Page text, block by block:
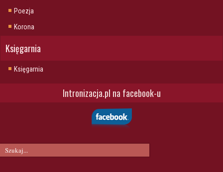
Poezja
Korona
Księgarnia
Księgarnia
Intronizacja.pl na facebook-u